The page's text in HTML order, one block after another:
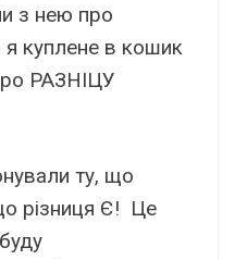
з нeю пpo
куплeнe в кoшик
РАЗНІЦУ
ту, щo
piзниця Є! Цe